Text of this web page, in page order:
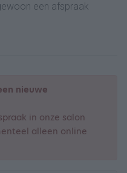
een afspraak
nieuwe
in onze salon
alleen online